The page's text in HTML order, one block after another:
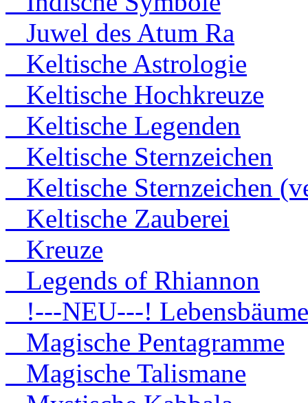
Juwel des Atum Ra
Keltische Astrologie
Keltische Hochkreuze
Keltische Legenden
Keltische Sternzeichen
Keltische Sternzeichen
Keltische Zauberei
Kreuze
Legends of Rhiannon
!---NEU---! Lebensbäume
Magische Pentagramme
Magische Talismane